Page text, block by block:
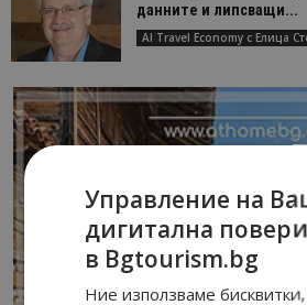
данните и липсващи...
AI Travel Economy с Елица
Управление на
дигитална
в Bgtourism.bg
Ние използваме